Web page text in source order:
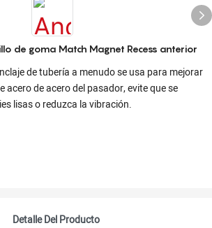
de goma Match Magnet Recess anterior
de tubería a menudo se usa para mejorar
acero de acero del pasador, evite que se
lisas o reduzca la vibración.
Detalle Del Producto